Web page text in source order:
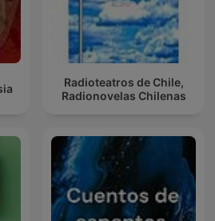
Radioteatros de Chile,
Radionovelas Chilenas